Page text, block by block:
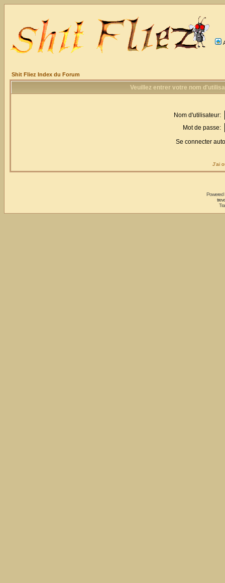
Shit Fliez Index du Forum
Veuillez entrer votre nom
Nom d'utilisateur:
Mot de passe:
Se connecter
J'ai
Powered